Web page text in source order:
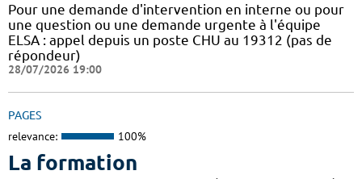
Pour une demande d'intervention en interne ou pour
une question ou une demande urgente à l'équipe
ELSA : appel depuis un poste CHU au 19312 (pas de
répondeur)
28/07/2026 19:00
PAGES
relevance: 100%
La formation